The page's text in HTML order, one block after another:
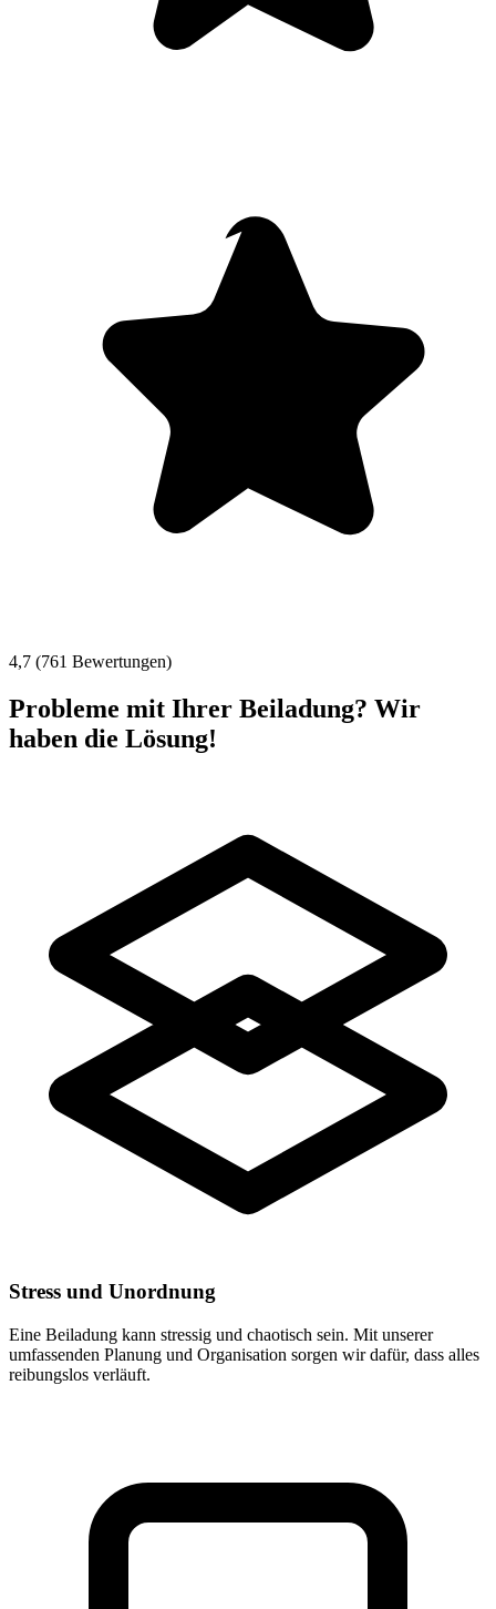
4,7 (761 Bewertungen)
Probleme mit Ihrer Beiladung? Wir
haben die Lösung!
Stress und Unordnung
Eine Beiladung kann stressig und chaotisch sein. Mit unserer
umfassenden Planung und Organisation sorgen wir dafür, dass alles
reibungslos verläuft.